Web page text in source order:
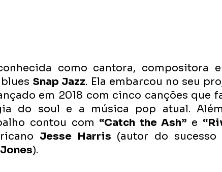
como cantora, compositora
Snap Jazz. Ela embarcou no seu
em 2018 com cinco canções que
do soul e a música pop atual.
contou com “Catch the Ash” e
Jesse Harris (autor do sucesso
).